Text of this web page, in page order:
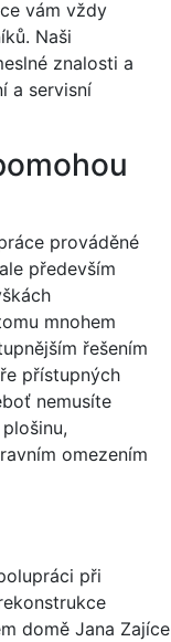
vám vždy
Naši
znalosti a
a servisní
prováděné
především
mnohem
řešením
přístupných
nemusíte
omezením
při
domě Jana Zajíce